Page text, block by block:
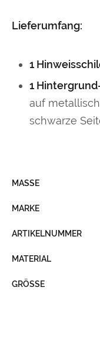
Lieferumfang:
1
1
auf
schwarze
MASSE
MARKE
ARTIKELNUMMER
MATERIAL
GRÖSSE